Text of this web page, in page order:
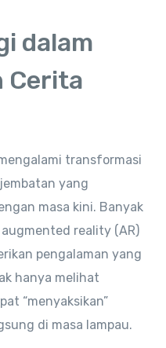
dalam
Cerita
transformasi
yang
masa kini. Banyak
reality (AR)
pengalaman yang
hanya melihat
“menyaksikan”
di masa lampau.